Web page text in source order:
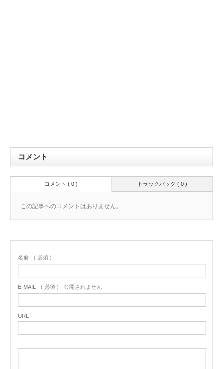
コメント
トラックバック ( 0 )
コメント ( 0 )
この記事へのコメントはありません。
名前 ( 必須 )
E-MAIL ( 必須 ) - 公開されません -
URL